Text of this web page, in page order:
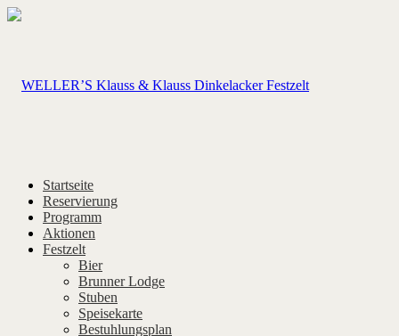
Startseite
Reservierung
Programm
Aktionen
Festzelt
Bier
Brunner Lodge
Stuben
Speisekarte
Bestuhlungsplan